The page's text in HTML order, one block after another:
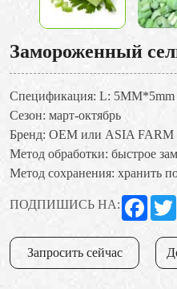
Замороженный
Спецификация: L: 5MM*5mm
Сезон: март-октябрь
Бренд: OEM или ASIA FARM
Метод обработки: быстрое
Метод сохранения: хранить
ПОДПИШИСЬ НА:
Запросить сейчас